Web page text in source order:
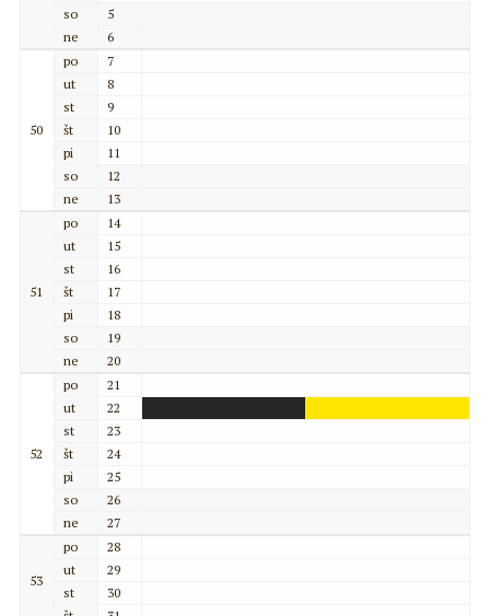
so
5
ne
6
50
po
7
ut
8
st
9
št
10
pi
11
so
12
ne
13
51
po
14
ut
15
st
16
št
17
pi
18
so
19
ne
20
52
po
21
ut
22
st
23
št
24
pi
25
so
26
ne
27
53
po
28
ut
29
st
30